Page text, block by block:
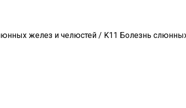
желез и челюстей / K11 Болезнь